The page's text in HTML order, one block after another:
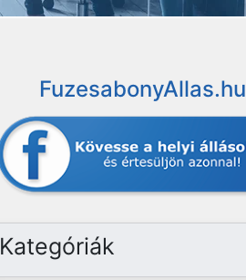
FuzesabonyAllas.hu
Kategóriák